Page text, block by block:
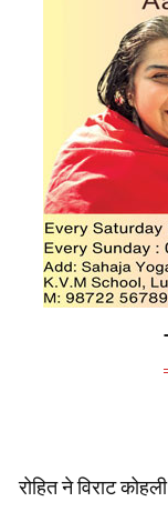
रोहित ने विराट